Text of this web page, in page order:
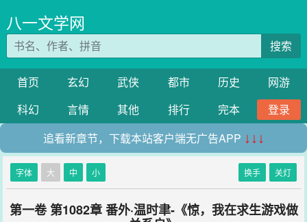
八一文学网
搜索
首页 玄幻 武侠 都市 历史
网游
科幻
言情 其他 排行 完本
登录
追看新章节，下载本站客户端无广告APP ↓↓↓
字体 大 中 小 换手 关灯
第一卷 第1082章 番外·温时聿-《惊，我在求生游戏做